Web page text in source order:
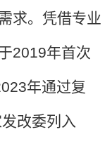
求。凭借专业
2019年首次
年通过复
改委列入